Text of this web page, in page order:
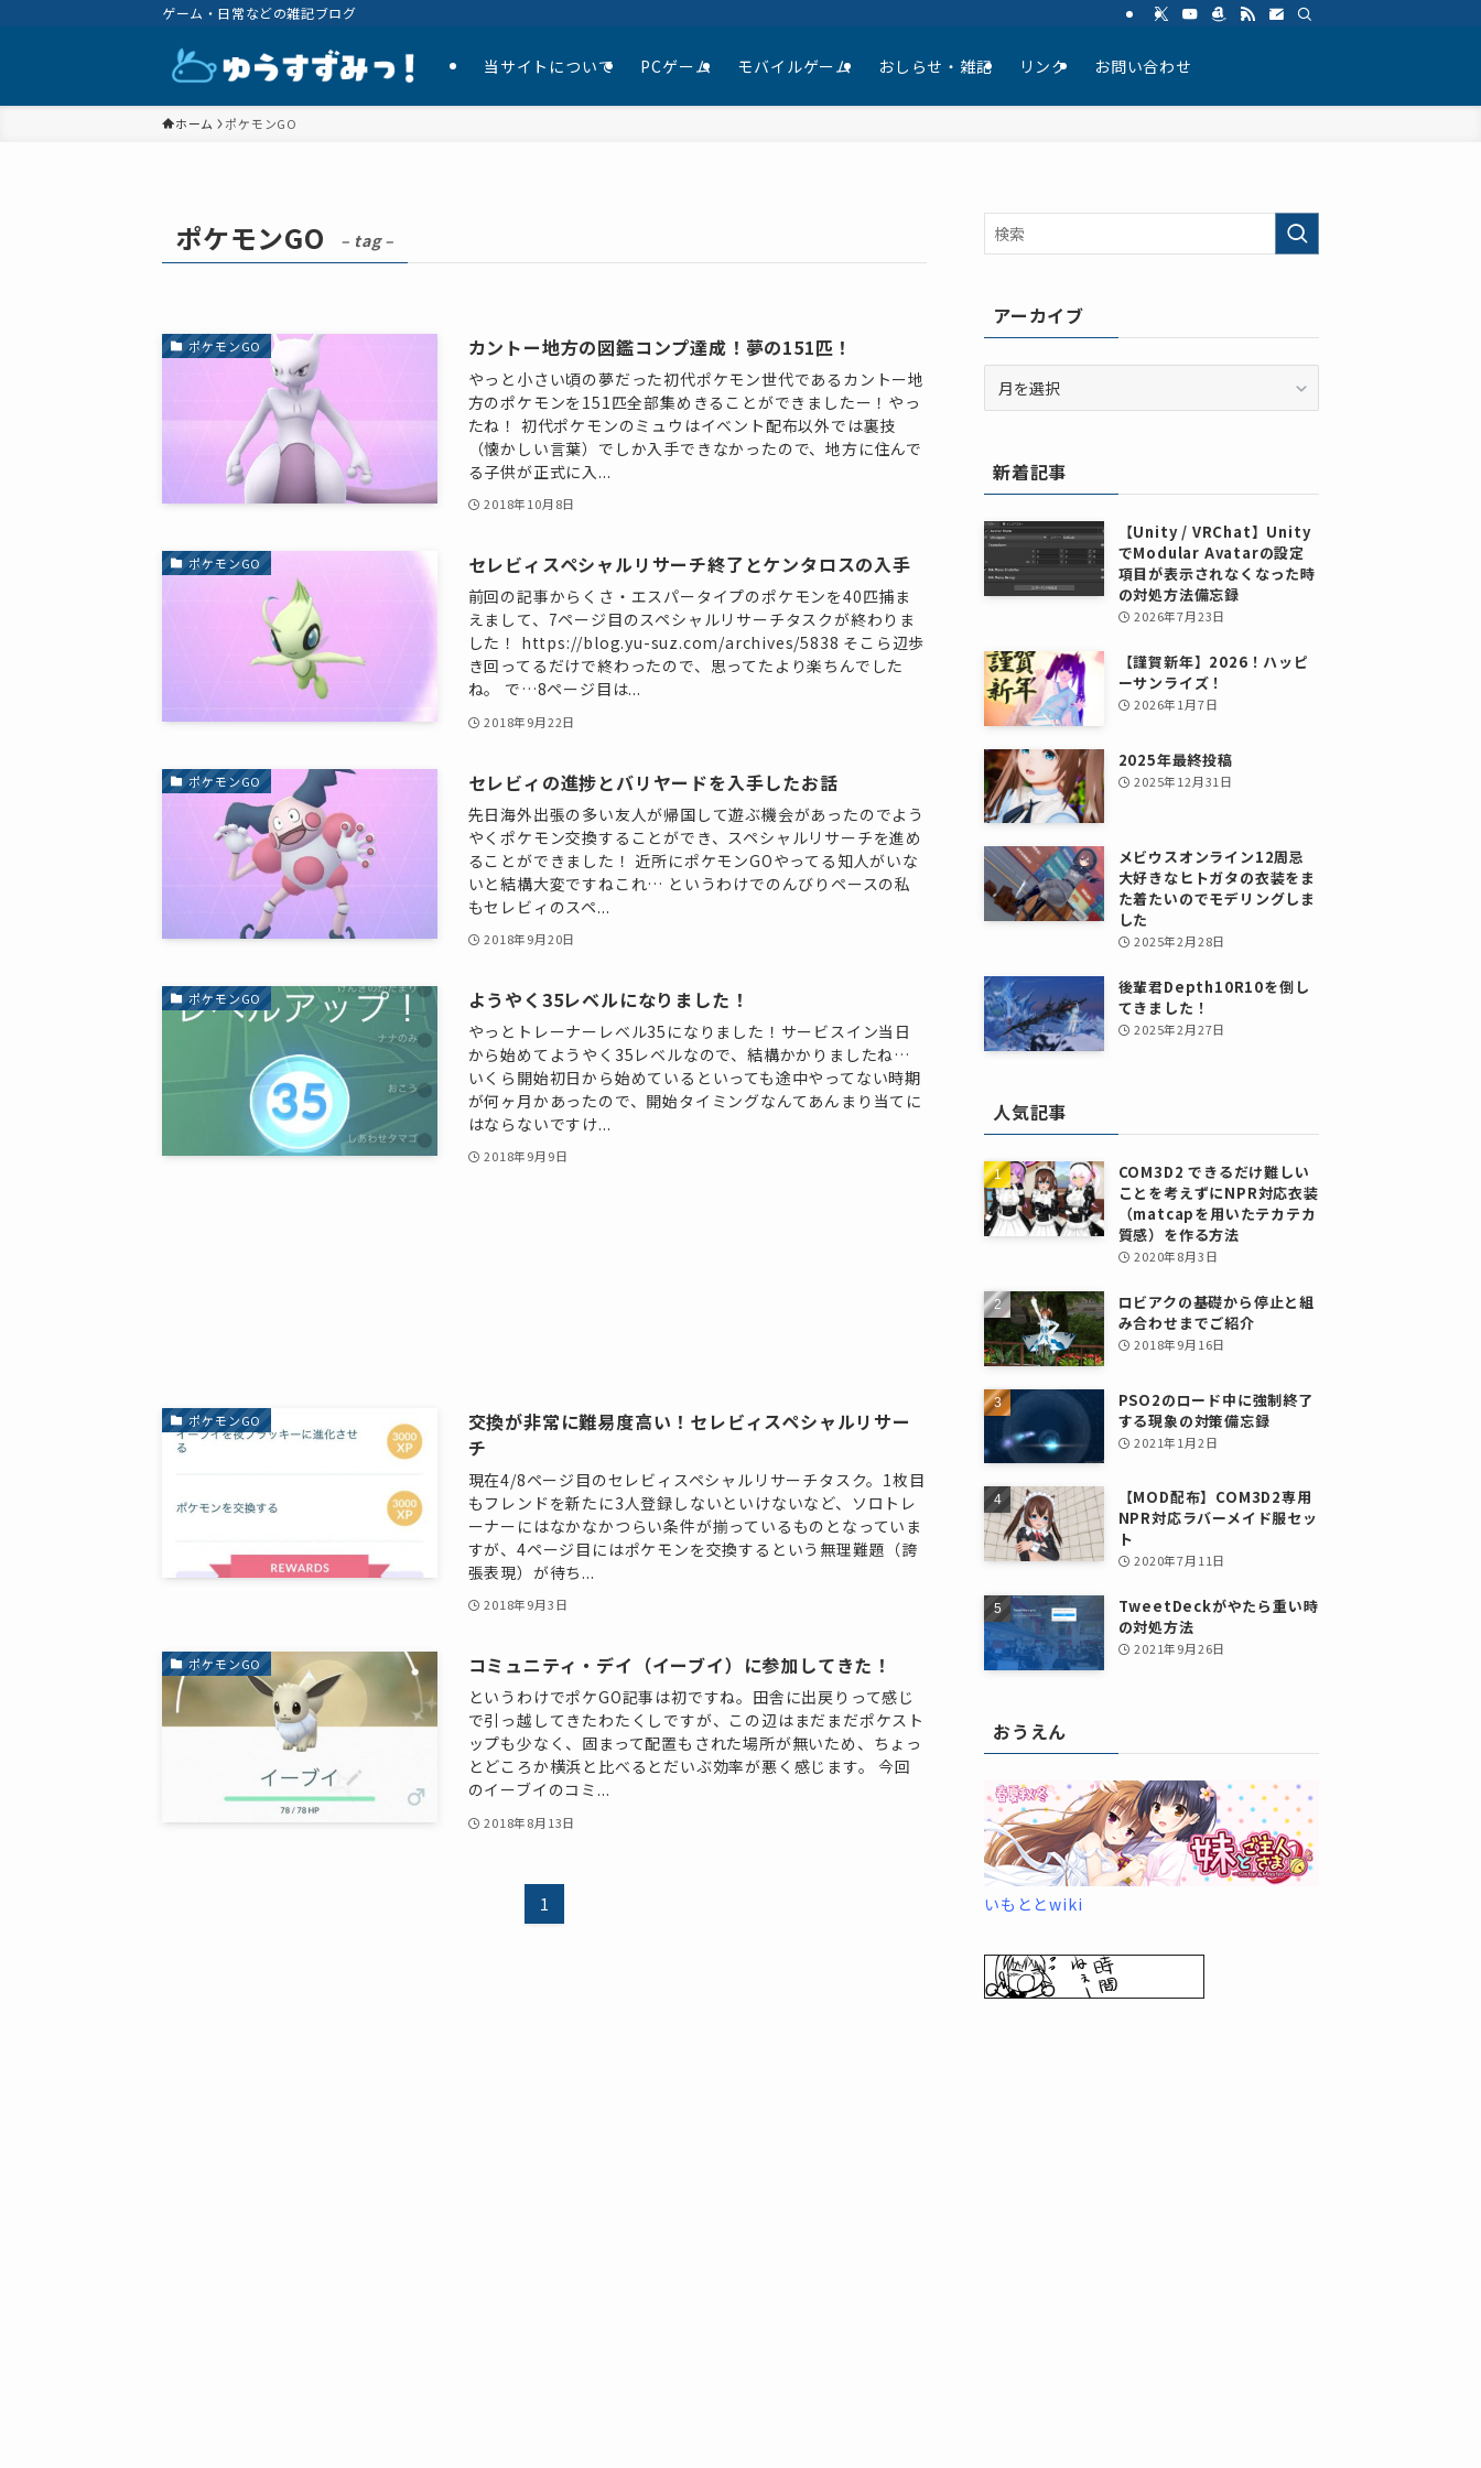
ゲーム・日常などの雑記ブログ
当サイトについて PCゲーム モバイルゲーム おしらせ・雑記 リンク お問い合わせ
ホーム ポケモンGO
ポケモンGO – tag –
ポケモンGO カントー地方の図鑑コンプ達成！夢の151匹！
やっと小さい頃の夢だった初代ポケモン世代であるカントー地
方のポケモンを151匹全部集めきることができましたー！やっ
たね！ 初代ポケモンのミュウはイベント配布以外では裏技
（懐かしい言葉）でしか入手できなかったので、地方に住んで
る子供が正式に入...
2018年10月8日
ポケモンGO セレビィスペシャルリサーチ終了とケンタロスの入手
前回の記事からくさ・エスパータイプのポケモンを40匹捕ま
えまして、7ページ目のスペシャルリサーチタスクが終わりま
した！ https://blog.yu-suz.com/archives/5838 そこら辺歩
き回ってるだけで終わったので、思ってたより楽ちんでした
ね。 で…8ページ目は...
2018年9月22日
ポケモンGO セレビィの進捗とバリヤードを入手したお話
先日海外出張の多い友人が帰国して遊ぶ機会があったのでよう
やくポケモン交換することができ、スペシャルリサーチを進め
ることができました！ 近所にポケモンGOやってる知人がいな
いと結構大変ですねこれ… というわけでのんびりペースの私
もセレビィのスペ...
2018年9月20日
ポケモンGO ようやく35レベルになりました！
やっとトレーナーレベル35になりました！サービスイン当日
から始めてようやく35レベルなので、結構かかりましたね…
いくら開始初日から始めているといっても途中やってない時期
が何ヶ月かあったので、開始タイミングなんてあんまり当てに
はならないですけ...
2018年9月9日
ポケモンGO
交換が非常に難易度高い！セレビィスペシャルリサー
チ
現在4/8ページ目のセレビィスペシャルリサーチタスク。1枚目
もフレンドを新たに3人登録しないといけないなど、ソロトレ
ーナーにはなかなかつらい条件が揃っているものとなっていま
すが、4ページ目にはポケモンを交換するという無理難題（誇
張表現）が待ち...
2018年9月3日
ポケモンGO コミュニティ・デイ（イーブイ）に参加してきた！
というわけでポケGO記事は初ですね。田舎に出戻りって感じ
で引っ越してきたわたくしですが、この辺はまだまだポケスト
ップも少なく、固まって配置もされた場所が無いため、ちょっ
とどころか横浜と比べるとだいぶ効率が悪く感じます。 今回
のイーブイのコミ...
2018年8月13日
1
アーカイブ
ー
ブ
新着記事
【Unity / VRChat】Unity
でModular Avatarの設定
項目が表示されなくなった時
の対処方法備忘録
2026年7月23日
【謹賀新年】2026！ハッピ
ーサンライズ！
2026年1月7日
2025年最終投稿
2025年12月31日
メビウスオンライン12周忌
大好きなヒトガタの衣装をま
た着たいのでモデリングしま
した
2025年2月28日
後輩君Depth10R10を倒し
てきました！
2025年2月27日
人気記事
COM3D2 できるだけ難しい
ことを考えずにNPR対応衣装
（matcapを用いたテカテカ
質感）を作る方法
2020年8月3日
ロビアクの基礎から停止と組
み合わせまでご紹介
2018年9月16日
PSO2のロード中に強制終了
する現象の対策備忘録
2021年1月2日
【MOD配布】COM3D2専用
NPR対応ラバーメイド服セッ
ト
2020年7月11日
TweetDeckがやたら重い時
の対処方法
2021年9月26日
おうえん
いもととwiki